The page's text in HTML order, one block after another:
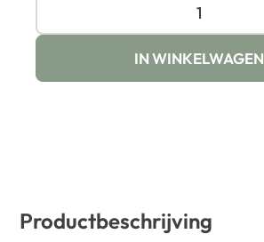
IN WINKELWAGEN
Productbeschrijving